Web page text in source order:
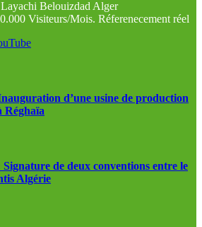
Belouizdad Alger
Visiteurs/Mois. Réferenecement réel
d’une usine de production
Réghaïa
de deux conventions entre le
Algérie